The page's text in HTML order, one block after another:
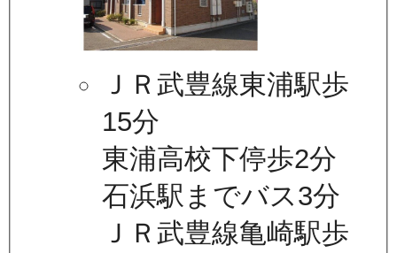
ＪＲ武豊線東浦駅歩
15分
東浦高校下停歩2分
石浜駅までバス3分
ＪＲ武豊線亀崎駅歩